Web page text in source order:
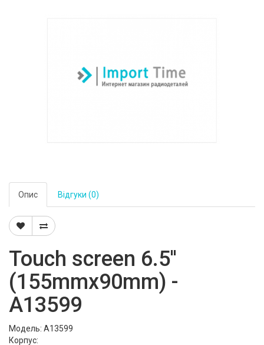
Опис Відгуки (0)
Touch screen 6.5''
(155mmx90mm) -
A13599
Модель: A13599
Корпус: